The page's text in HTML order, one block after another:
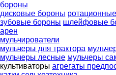
бороны
дисковые бороны
зубовые бороны шлейфовые
арен
мульчирователи
мульчеры для трактора
мульчеры лесные мульчеры
культиваторы агрегаты